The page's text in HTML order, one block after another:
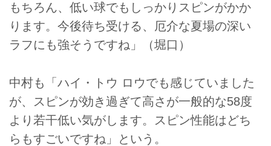
もちろん、低い球でもしっかりスピンがかか
ります。今後待ち受ける、厄介な夏場の深い
ラフにも強そうですね」（堀口）
中村も「ハイ・トウ ロウでも感じていました
が、スピンが効き過ぎて高さが一般的な58度
より若干低い気がします。スピン性能はどち
らもすごいですね」という。